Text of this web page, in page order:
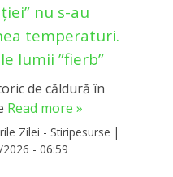
nu s-au
temperaturi.
lumii ”fierb”
de căldură în
Read more »
Zilei - Stiripesurse |
- 06:59